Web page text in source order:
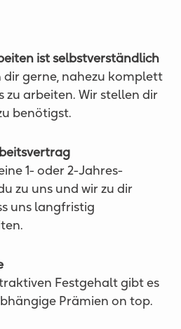
ist selbstverständlich
gerne, nahezu komplett
zu arbeiten. Wir stellen dir
benötigst.
1- oder 2-Jahres­
zu uns und wir zu dir
uns langfristig
Festgehalt gibt es
Prämien on top.